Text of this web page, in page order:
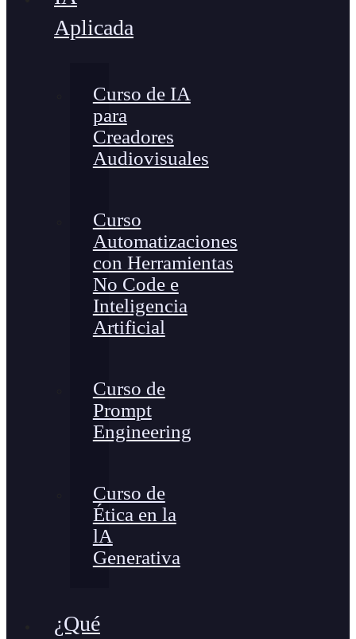
Aplicada
Curso de IA
para
Creadores
Audiovisuales
Curso
Automatizaciones
con Herramientas
No Code e
Inteligencia
Artificial
Curso de
Prompt
Engineering
Curso de
Ética en la
lA
Generativa
¿Qué